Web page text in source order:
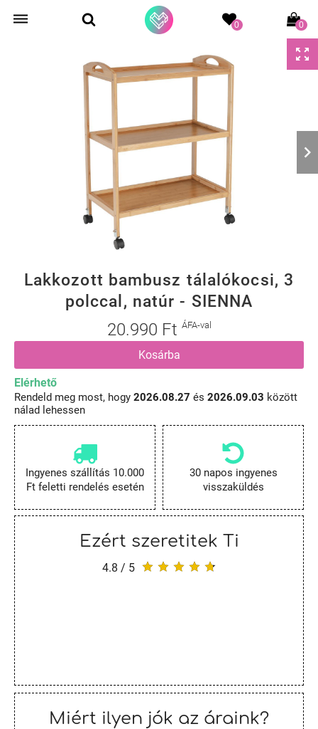
0 0
Lakkozott bambusz tálalókocsi, 3
polccal, natúr - SIENNA
20.990 Ft ÁFA-val
Kosárba
Elérhető
Rendeld meg most, hogy 2026.08.27 és 2026.09.03 között
nálad lehessen
Ingyenes szállítás 10.000
Ft feletti rendelés esetén
30 napos ingyenes
visszaküldés
Ezért szeretitek Ti
4.8 / 5
Miért ilyen jók az áraink?